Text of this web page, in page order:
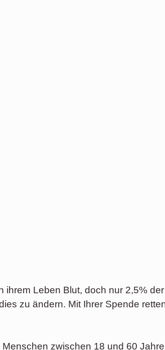
ihrem Leben Blut, doch nur 2,5% der
zu ändern. Mit Ihrer Spende
zwischen 18 und 60